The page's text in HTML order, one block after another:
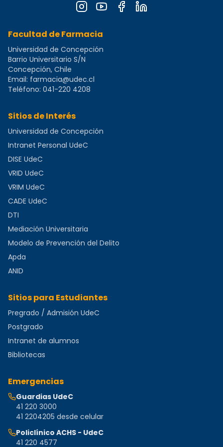
Facultad de Farmacia
Universidad de Concepción
Barrio Universitario S/N
Concepción, Chile
Email: farmacia@udec.cl
Teléfono: 041-220 4208
Sitios de Interés
Universidad de Concepción
Intranet Personal UdeC
DISE UdeC
VRID UdeC
VRIM UdeC
CADE UdeC
DTI
Mediación Universitaria
Modelo de Prevención del Delito
Apda
ANID
Sitios para Estudiantes
Pregrado / Admisión UdeC
Postgrado
Intranet de alumnos
Bibliotecas
Emergencias
Guardias UdeC
41 220 3000
41 2204205 desde celular
Policlínico ACHS - UdeC
41 220 4577